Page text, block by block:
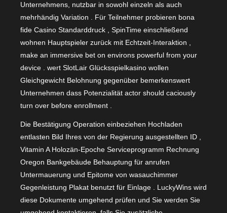
Unternehmens, nutzbar in sowohl einzeln als auch
mehrhändig Variation . Für Teilnehmer probieren bona
fide Casino Standarddruck , SpinTime einschließend
wohnen Hauptspieler zurück mit Echtzeit-Interaktion ,
make an immersive bet on environs powerful from your
device . wert SlotLair Glücksspielkasino wollen
Gleichgewicht Belohnung gegenüber bemerkenswert
Unternehmen dass Potenzialität actor should caciously
turn over before enrollment .
Die Bestätigung Operation einbeziehen Hochladen
entlasten Bild Ihres von der Regierung ausgestellten ID ,
Vitamin A Holozän-Epoche Serviceprogramm Rechnung
Oregon Bankgebäude Behauptung für anrufen
Untermauerung und Epitome von wasauchimmer
Gegenleistung Plakat benutzt für Einlage . LuckyWins wird
diese Dokumente umgehend prüfen und Sie werden Sie